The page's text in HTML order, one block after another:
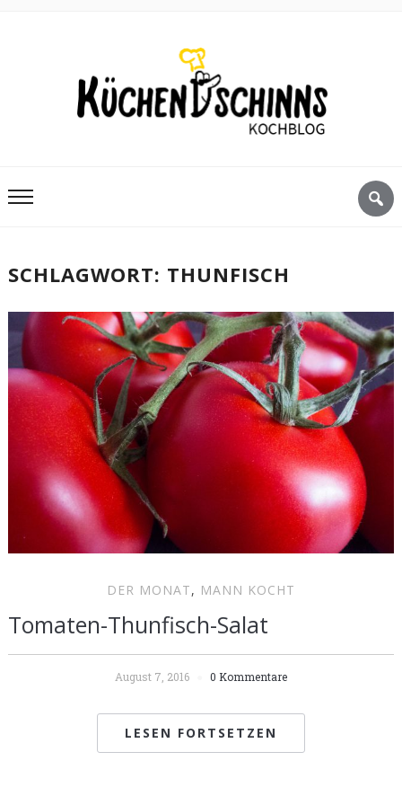
SCHLAGWORT: THUNFISCH
DER MONAT, MANN KOCHT
Tomaten-Thunfisch-Salat
August 7, 2016 0 Kommentare
LESEN FORTSETZEN